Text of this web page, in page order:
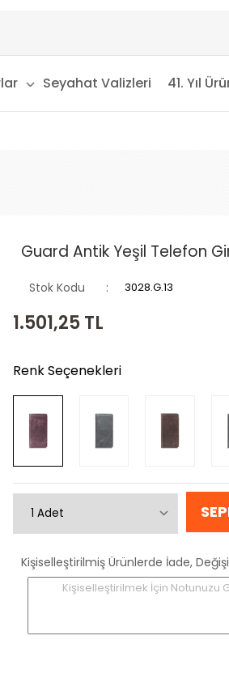
Seyahat Valizleri 41. Yıl
Guard Antik Yeşil Telefon
Stok Kodu 3028.G.13
1.501,25 TL
Renk Seçenekleri
Kişiselleştirilmiş Ürünlerde İade,
Kişiselleştirilmek İçin Notunuzu